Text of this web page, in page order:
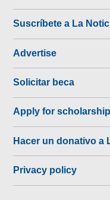
Suscríbete a La
Advertise
Solicitar beca
Apply for scholarship
Hacer un donativo a
Privacy policy